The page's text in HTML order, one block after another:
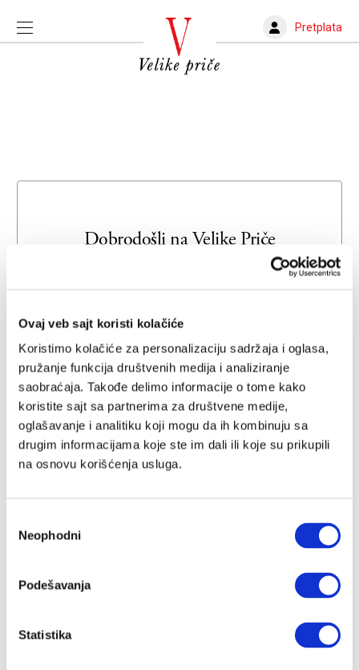
Ovaj veb sajt koristi kolačiće
Koristimo kolačiće za personalizaciju sadržaja i oglasa,
pružanje funkcija društvenih medija i analiziranje
saobraćaja. Takođe delimo informacije o tome kako
koristite sajt sa partnerima za društvene medije,
oglašavanje i analitiku koji mogu da ih kombinuju sa
drugim informacijama koje ste im dali ili koje su prikupili
na osnovu korišćenja usluga.
сагласности
Neophodni
Podešavanja
Statistika
Pretplata
Dobrodošli naVelike Priče
Unesite svoju adresu e-pošte da biste se prijavili ili kreirali
Email adresa
Lozinka
Zaboravljena lozinka?